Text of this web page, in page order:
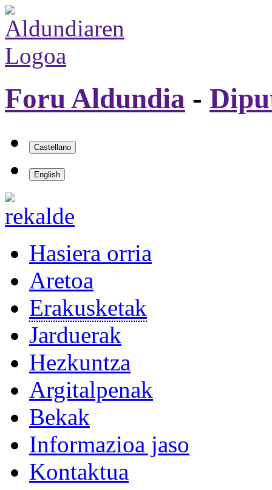
Foru Aldundia -
Hasiera orria
Aretoa
Erakusketak
Jarduerak
Hezkuntza
Argitalpenak
Bekak
Informazioa jaso
Kontaktua